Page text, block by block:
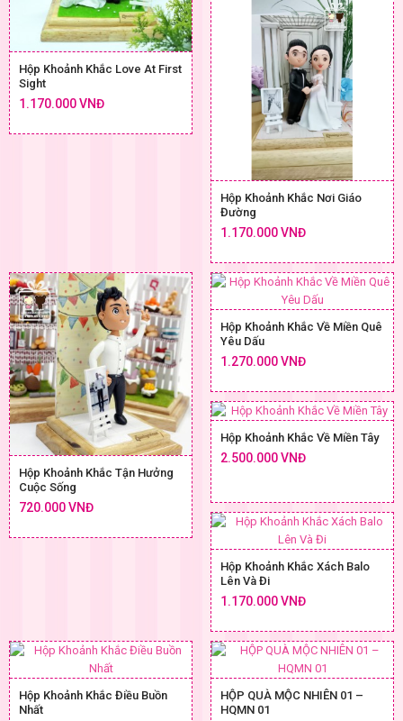
Hộp Khoảnh Khắc Love At First
Sight
1.170.000 VNĐ
Hộp Khoảnh Khắc Nơi Giáo
Đường
1.170.000 VNĐ
Hộp Khoảnh Khắc Tận Hưởng
Cuộc Sống
720.000 VNĐ
Hộp Khoảnh Khắc Về Miền Quê
Yêu Dấu
1.270.000 VNĐ
Hộp Khoảnh Khắc Về Miền Tây
2.500.000 VNĐ
Hộp Khoảnh Khắc Xách Balo
Lên Và Đi
1.170.000 VNĐ
Hộp Khoảnh Khắc Điều Buồn
Nhất
HỘP QUÀ MỘC NHIÊN 01 –
HQMN 01